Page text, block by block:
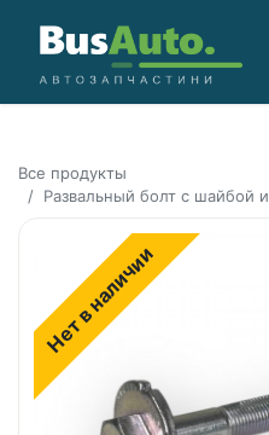
Все продукты
Развальный болт с шайбой
Нет в наличии